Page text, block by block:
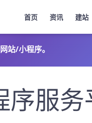
首页 资讯 建站
站/小程序。
序服